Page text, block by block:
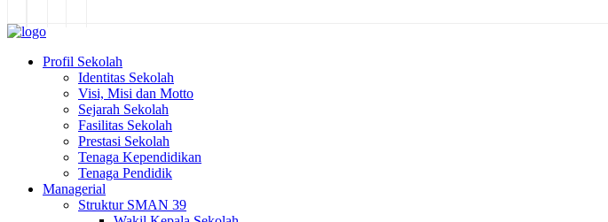
Profil Sekolah
Identitas Sekolah
Visi, Misi dan Motto
Sejarah Sekolah
Fasilitas Sekolah
Prestasi Sekolah
Tenaga Kependidikan
Tenaga Pendidik
Managerial
Struktur SMAN 39